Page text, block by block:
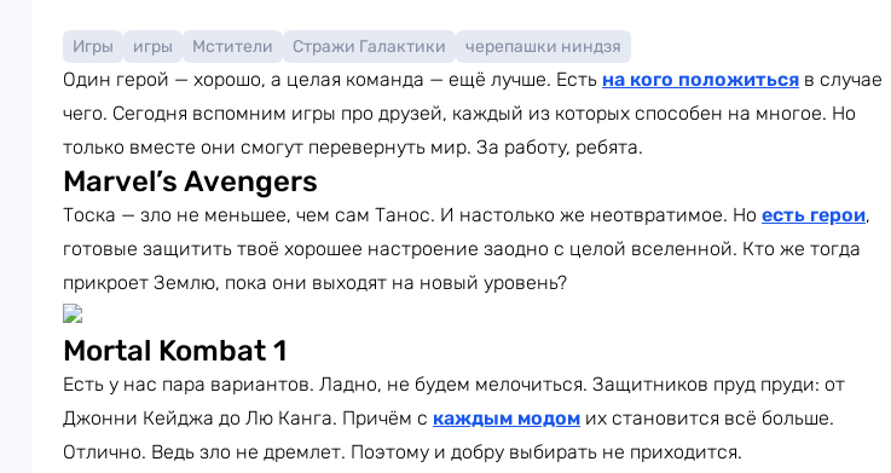
Игры игры Мстители Стражи Галактики черепашки ниндзя
Один герой — хорошо, а целая команда — ещё лучше. Есть на кого положиться в случае
чего. Сегодня вспомним игры про друзей, каждый из которых способен на многое. Но
только вместе они смогут перевернуть мир. За работу, ребята.
Marvel’s Avengers
Тоска — зло не меньшее, чем сам Танос. И настолько же неотвратимое. Но есть герои,
готовые защитить твоё хорошее настроение заодно с целой вселенной. Кто же тогда
прикроет Землю, пока они выходят на новый уровень?
Mortal Kombat 1
Есть у нас пара вариантов. Ладно, не будем мелочиться. Защитников пруд пруди: от
Джонни Кейджа до Лю Канга. Причём с каждым модом их становится всё больше.
Отлично. Ведь зло не дремлет. Поэтому и добру выбирать не приходится.